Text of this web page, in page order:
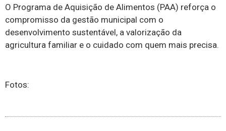
O Programa de Aquisição de Alimentos (PAA) reforça o
compromisso da gestão municipal com o
desenvolvimento sustentável, a valorização da
agricultura familiar e o cuidado com quem mais precisa.
Fotos: